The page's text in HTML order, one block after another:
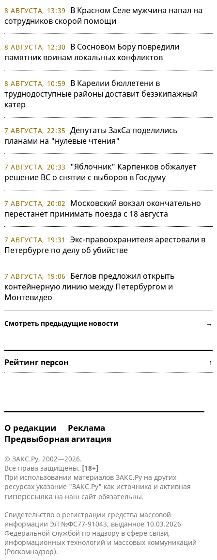
8 АВГУСТА, 13:39
В Красном Селе мужчина напал на
сотрудников скорой помощи
8 АВГУСТА, 12:30
В Сосновом Бору повредили
памятник воинам локальных конфликтов
8 АВГУСТА, 10:59
В Карелии бюллетени в
труднодоступные районы доставит безэкипажный
катер
7 АВГУСТА, 22:35 Депутаты ЗакСа поделились
планами на "нулевые чтения"
7 АВГУСТА, 20:33
"Яблочник" Карпенков обжалует
решение ВС о снятии с выборов в Госдуму
7 АВГУСТА, 20:02
Московский вокзал окончательно
перестанет принимать поезда с 18 августа
7 АВГУСТА, 19:31
Экс-правоохранителя арестовали в
Петербурге по делу об убийстве
7 АВГУСТА, 19:06
Беглов предложил открыть
контейнерную линию между Петербургом и
Монтевидео
Смотреть предыдущие новости →
Рейтинг персон ↑
О редакции
Реклама
Предвыборная агитация
© ЗАКС.Ру, 2002—2026.
Все права защищены. [18+]
При использовании материалов ЗАКС.Ру на других
ресурсах указание "ЗАКС.Ру" как источника и активная
гиперссылка на наш сайт обязательны.
Свидетельство о регистрации средства массовой
информации ЭЛ №ФС77-91043, выданное 10.03.2026
Федеральной службой по надзору в сфере связи,
информационных технологий и массовых коммуникаций
(Роскомнадзор).